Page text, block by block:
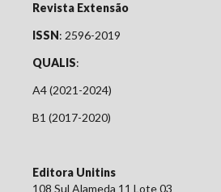
Revista Extensão
ISSN: 2596-2019
QUALIS:
A4 (2021-2024)
B1 (2017-2020)
Editora Unitins
108 Sul Alameda 11 Lote 03